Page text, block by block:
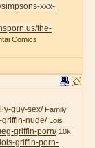
xxx-
the-
Comics
guy-sex/Family
griffin-nude/Lois
griffin-porn/10k
griffin-porn-